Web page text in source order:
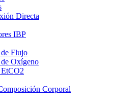
Directa
IBP
de Flujo
de Oxígeno
EtCO2
Corporal